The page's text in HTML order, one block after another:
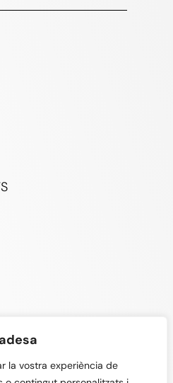
la vostra experiència de